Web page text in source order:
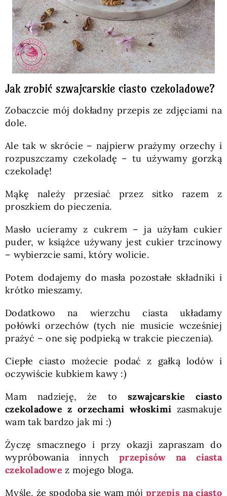
Jak zrobić szwajcarskie ciasto czekoladowe?
Zobaczcie mój dokładny przepis ze zdjęciami na
dole.
Ale tak w skrócie – najpierw prażymy orzechy i
rozpuszczamy czekoladę – tu używamy gorzką
czekoladę!
Mąkę należy przesiać przez sitko razem z
proszkiem do pieczenia.
Masło ucieramy z cukrem – ja użyłam cukier
puder, w książce używany jest cukier trzcinowy
– wybierzcie sami, który wolicie.
Potem dodajemy do masła pozostałe składniki i
krótko mieszamy.
Dodatkowo na wierzchu ciasta układamy
połówki orzechów (tych nie musicie wcześniej
prażyć – one się podpieką w trakcie pieczenia).
Ciepłe ciasto możecie podać z gałką lodów i
oczywiście kubkiem kawy :)
Mam nadzieję, że toszwajcarskie ciasto
czekoladowe z orzechami włoskimi zasmakuje
wam tak bardzo jak mi :)
Życzę smacznego i przy okazji zapraszam do
wypróbowania innychprzepisów na ciasta
czekoladowe z mojego bloga.
Myślę, że spodoba się wam mójprzepis na ciasto